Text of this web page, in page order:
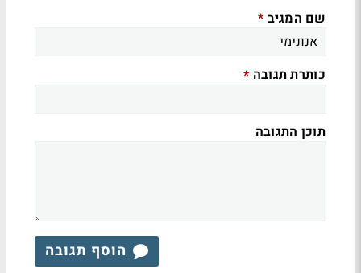
שם המגיב *
כותרת תגובה *
תוכן התגובה
הוסף תגובה